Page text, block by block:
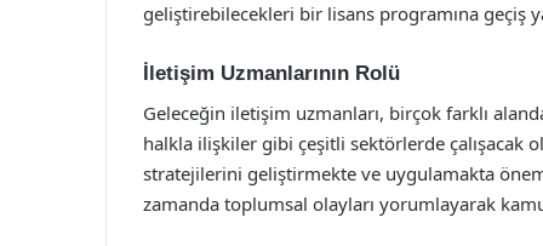
geliştirebilecekleri bir lisans programına geçiş
İletişim Uzmanlarının Rolü
Geleceğin iletişim uzmanları, birçok farklı
halkla ilişkiler gibi çeşitli sektörlerde çalışacak
stratejilerini geliştirmekte ve uygulamakta
zamanda toplumsal olayları yorumlayarak